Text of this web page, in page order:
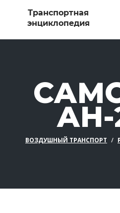
АН-
ВОЗДУШНЫЙ ТРАНСПОРТ